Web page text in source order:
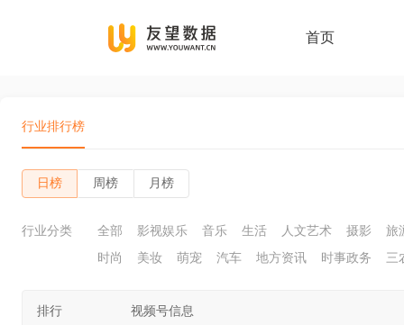
首页
行业排行榜
日榜 周榜 月榜
行业分类 全部 影视娱乐 音乐 生活 人文艺术 摄影
旅
时尚
美妆 萌宠 汽车 地方资讯 时事政务 三
排行 视频号信息